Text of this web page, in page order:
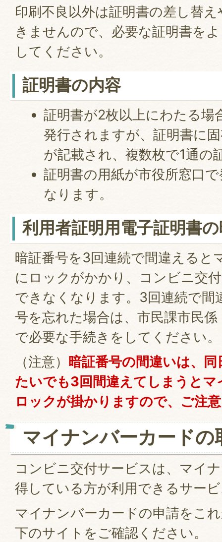
印刷不良以外は証明書の差し替
きませんので、必要な証明書を
してください。
証明書の内容
証明書が2枚以上にわたる場
発行されますが、証明書に
が記載され、複数枚で1通の
証明書の用紙が市役所窓口
なります。
利用者証明用電子証明書
暗証番号を3回連続で間違えると
にロックがかかり、コンビニ交
できなくなります。3回連続で間
号を忘れた場合は、市民課市民
で必要な手続きをしてください。
（注意） 暗証番号の間違いは、
たいでも3回間違えてしまうと
ロックが掛かりますので、ご注
マイナンバーカードの
コンビニ交付サービスは、マイ
得している方が利用できるサー
マイナンバーカードの申請をこ
下のサイトをご確認ください。